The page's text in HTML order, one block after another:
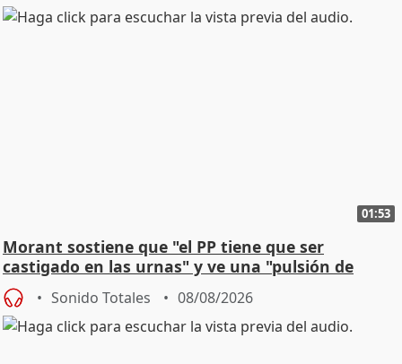
01:53
Morant sostiene que "el PP tiene que ser
castigado en las urnas" y ve una "pulsión de
cambio"
Sonido Totales 08/08/2026